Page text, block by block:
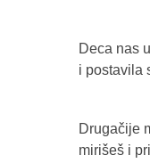
Deca nas
i postavila
Drugačije
mirišeš i